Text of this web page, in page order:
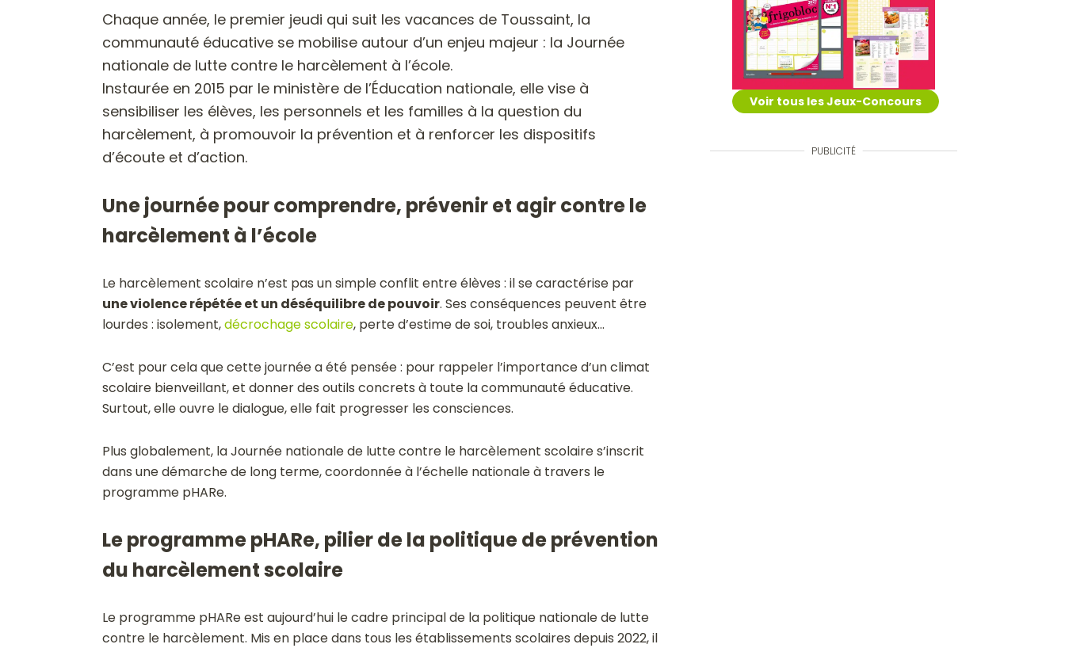
Chaque année, le premier jeudi qui suit les vacances de Toussaint, la
communauté éducative se mobilise autour d’un enjeu majeur : la Journée
nationale de lutte contre le harcèlement à l’école.
Instaurée en 2015 par le ministère de l’Éducation nationale, elle vise à
sensibiliser les élèves, les personnels et les familles à la question du
harcèlement, à promouvoir la prévention et à renforcer les dispositifs
d’écoute et d’action.
Une journée pour comprendre, prévenir et agir contre le
harcèlement à l’école
Le harcèlement scolaire n’est pas un simple conflit entre élèves : il se caractérise par
une violence répétée et un déséquilibre de pouvoir. Ses conséquences peuvent être
lourdes : isolement,décrochage scolaire, perte d’estime de soi, troubles anxieux…
C’est pour cela que cette journée a été pensée : pour rappeler l’importance d’un climat
scolaire bienveillant, et donner des outils concrets à toute la communauté éducative.
Surtout, elle ouvre le dialogue, elle fait progresser les consciences.
Plus globalement, la Journée nationale de lutte contre le harcèlement scolaire s’inscrit
dans une démarche de long terme, coordonnée à l’échelle nationale à travers le
programme pHARe.
Le programme pHARe, pilier de la politique de prévention
du harcèlement scolaire
Le programme pHARe est aujourd’hui le cadre principal de la politique nationale de lutte
contre le harcèlement. Mis en place dans tous les établissements scolaires depuis 2022, il
Voir tous les Jeux-Concours
PUBLICITÉ